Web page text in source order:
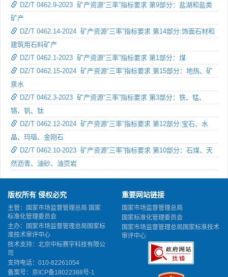
DZ/T 0462.9-2023 矿产资源“三率”指标要求 第9部分：盐湖和盐类
矿产
DZ/T 0462.14-2024 矿产资源“三率”指标要求 第14部分:饰面石材和
建筑用石料矿产
DZ/T 0462.1-2023 矿产资源“三率”指标要求 第1部分：煤
DZ/T 0462.15-2024 矿产资源“三率”指标要求 第15部分：地热、矿
泉水
DZ/T 0462.3-2023 矿产资源“三率”指标要求 第3部分：铁、锰、
铬、钒、钛
DZ/T 0462.12-2024 矿产资源“三率”指标要求 第12部分:宝石、水
晶、玛瑙、金刚石
DZ/T 0462.10-2023 矿产资源“三率”指标要求 第10部分：石煤、天
然沥青、油砂、油页岩
版权所有 侵权必究
主管：国家市场监督管理总局 国家
标准化管理委员会
主办：国家市场监督管理总局国家标
准技术审评中心
技术支持：北京中标赛宇科技有限公
司
支持电话：010-82261054
备案号： 京ICP备18022388号-1
重要网站链接
国家市场监督管理总局
国家标准化管理委员会
国家市场监督管理总局国家标准技术
审评中心